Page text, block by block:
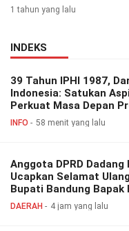
1 tahun yang lalu
INDEKS
39 Tahun IPHI 1987,
Indonesia: Satukan
Perkuat Masa Depan
INFO 58 menit yang lalu
Anggota DPRD Dadang
Ucapkan Selamat
Bupati Bandung Bapak
Supriatna
DAERAH 4 jam yang lalu